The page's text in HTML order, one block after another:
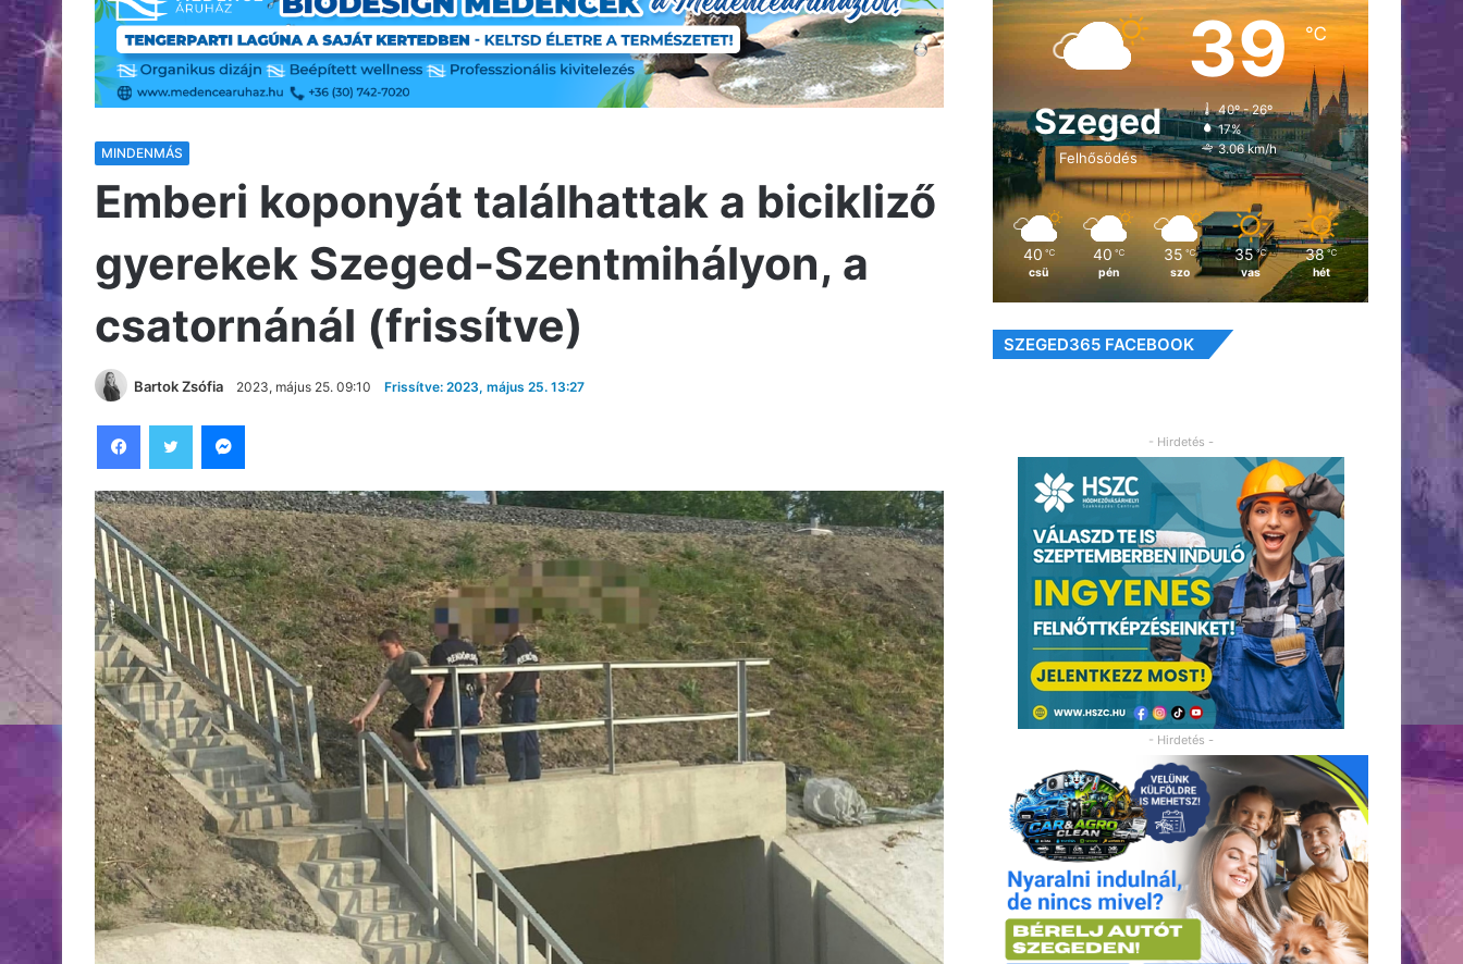
MINDENMÁS
Emberi koponyát találhattak a bicikliző
gyerekek Szeged-Szentmihályon, a
csatornánál (frissítve)
Bartok Zsófia 2023, május 25. 09:10 Frissítve: 2023, május 25. 13:27
Szeged
Felhősödés
39℃
40º - 26º
17%
3.06 km/h
40 ℃
csü
40 ℃
pén
35 ℃
szo
35 ℃
vas
38 ℃
hét
SZEGED365 FACEBOOK
- Hirdetés -
- Hirdetés -